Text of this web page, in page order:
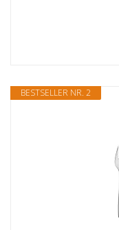
BESTSELLER NR. 2